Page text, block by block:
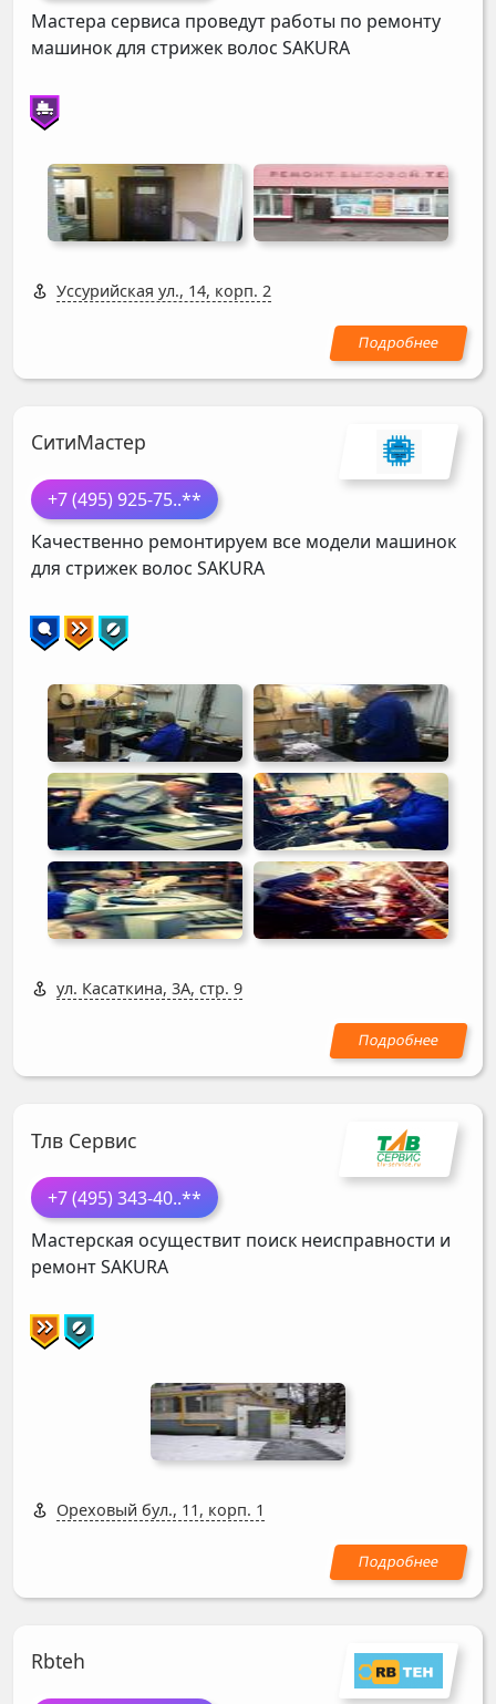
Мастера сервиса проведут работы по ремонту
машинок для стрижек волос SAKURA
Уссурийская ул., 14, корп. 2
СитиМастер
+7 (495) 925-75..**
Качественно ремонтируем все модели машинок
для стрижек волос SAKURA
ул. Касаткина, 3А, стр. 9
Тлв Сервис
+7 (495) 343-40..**
Мастерская осуществит поиск неисправности и
ремонтSAKURA
Ореховый бул., 11, корп. 1
Rbteh